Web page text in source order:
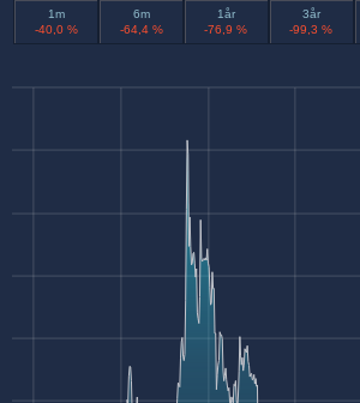
1m
-40,0 %
6m
-64,4 %
1år
-76,9 %
3år
-99,3 %